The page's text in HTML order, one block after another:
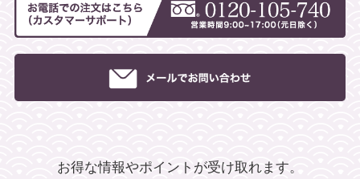
お得な情報やポイントが受け取れます。